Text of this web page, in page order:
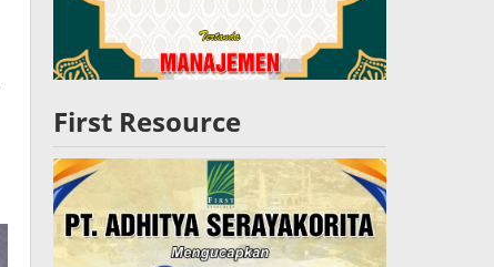
First Resource